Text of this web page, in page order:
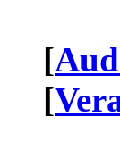
[
[